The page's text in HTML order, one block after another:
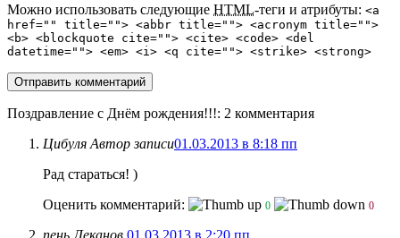
Можно использовать следующие HTML-теги и атрибуты: <a
href="" title=""> <abbr title=""> <acronym title="">
<b> <blockquote cite=""> <cite> <code> <del
datetime=""> <em> <i> <q cite=""> <strike> <strong>
Поздравление с Днём рождения!!!: 2 комментария
Цибуля Автор записи01.03.2013 в 8:18 пп
Рад стараться! )
Оценить комментарий:
0 0
пень Леканов 01.03.2013 в 2:20 пп